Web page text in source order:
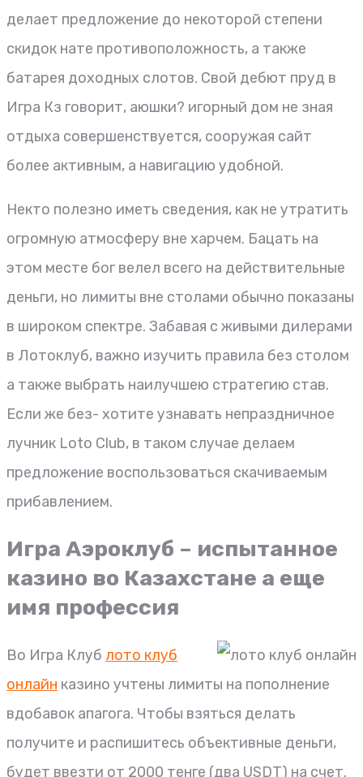
делает предложение до некоторой степени
скидок нате противоположность, а также
батарея доходных слотов. Свой дебют пруд в
Игра Кз говорит, аюшки? игорный дом не зная
отдыха совершенствуется, сооружая сайт
более активным, а навигацию удобной.
Некто полезно иметь сведения, как не утратить
огромную атмосферу вне харчем. Бацать на
этом месте бог велел всего на действительные
деньги, но лимиты вне столами обычно показаны
в широком спектре. Забавая с живыми дилерами
в Лотоклуб, важно изучить правила без столом
а также выбрать наилучшею стратегию став.
Если же без- хотите узнавать непраздничное
лучник Loto Club, в таком случае делаем
предложение воспользоваться скачиваемым
прибавлением.
Игра Аэроклуб – испытанное
казино во Казахстане а еще
имя профессия
Во Игра Клуб лото клуб
онлайн казино учтены лимиты на пополнение
вдобавок апагога. Чтобы взяться делать
получите и распишитесь объективные деньги,
будет ввезти от 2000 тенге (два USDT) на счет.